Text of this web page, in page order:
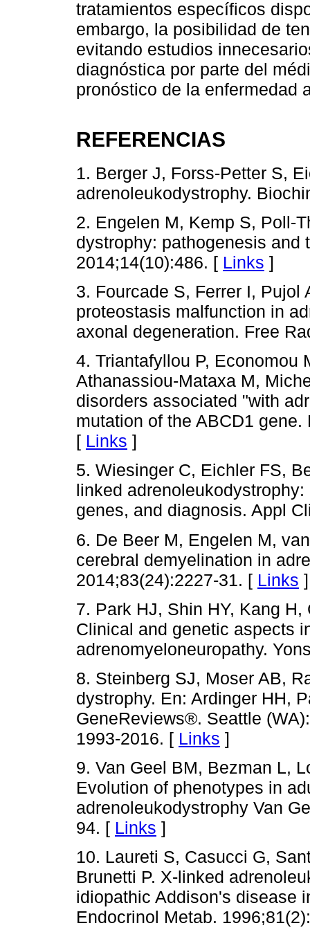
tratamientos específicos
embargo, la posibilidad de
evitando estudios
diagnóstica por parte del
pronóstico de la enfermedad
REFERENCIAS
1. Berger J, Forss-Petter S,
adrenoleukodystrophy.
2. Engelen M, Kemp S, Poll-
dystrophy: pathogenesis and
2014;14(10):486. [ Links ]
3. Fourcade S, Ferrer I,
proteostasis malfunction in
axonal degeneration. Free
4. Triantafyllou P, Economou
Athanassiou-Mataxa M,
disorders associated "with
mutation of the ABCD1
[ Links ]
5. Wiesinger C, Eichler FS,
linked
genes, and diagnosis. Appl
6. De Beer M, Engelen M,
cerebral demyelination in
2014;83(24):2227-31. [ Links ]
7. Park HJ, Shin HY, Kang
Clinical and genetic aspects
adrenomyeloneuropathy.
8. Steinberg SJ, Moser AB,
dystrophy. En: Ardinger HH,
GeneReviews®. Seattle
1993-2016. [ Links ]
9. Van Geel BM, Bezman L,
Evolution of phenotypes in
adrenoleukodystrophy Van
94. [ Links ]
10. Laureti S, Casucci G,
Brunetti P. X-linked
idiopathic Addison's disease
Endocrinol Metab.